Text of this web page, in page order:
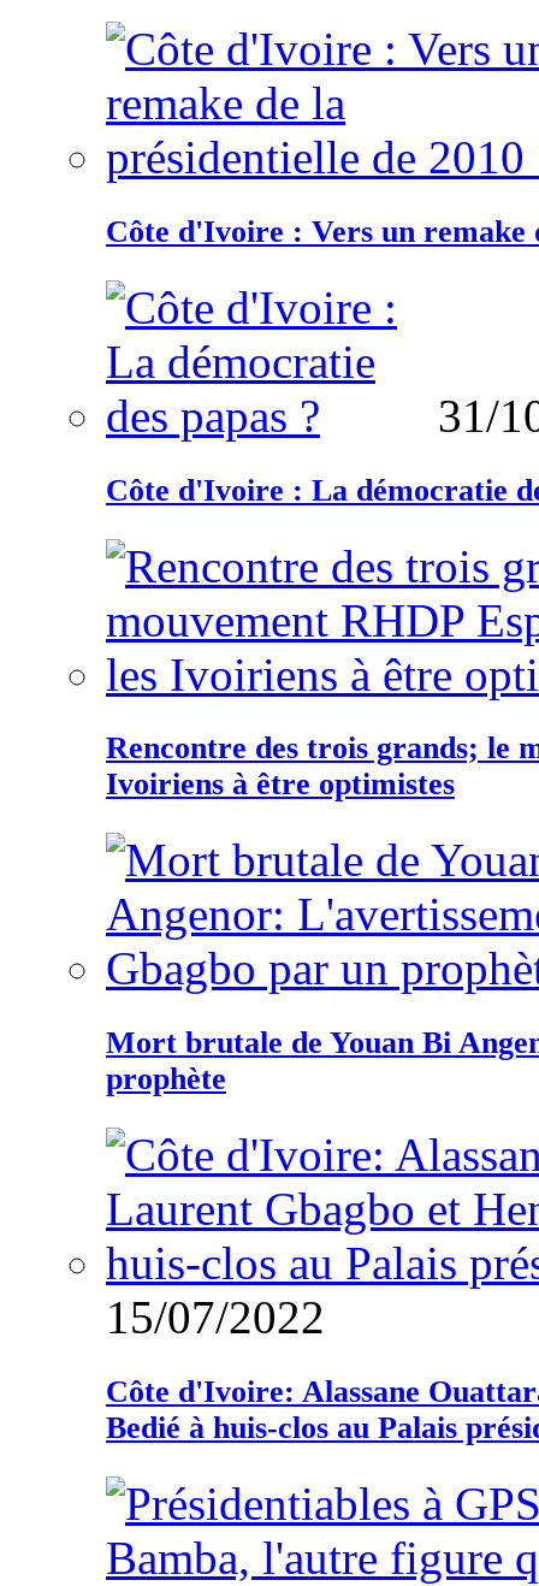
Côte d'Ivoire : Vers un remake
31/
Côte d'Ivoire : La démocratie
Rencontre des trois grands; le
Ivoiriens à être optimistes
Mort brutale de Youan Bi
prophète
15/07/2022
Côte d'Ivoire: Alassane
Bedié à huis-clos au Palais